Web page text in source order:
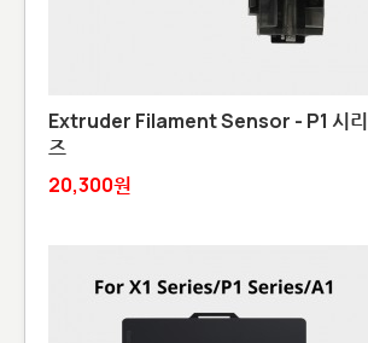
Extruder Filament Sensor - P1 시리
즈
20,300원